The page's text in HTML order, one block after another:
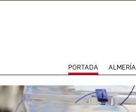
PORTADA ALMERÍA